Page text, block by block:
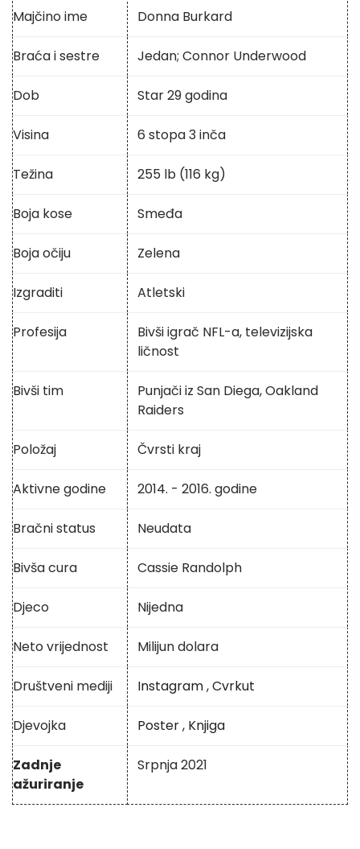
Majčino ime Donna Burkard
Braća i sestre Jedan; Connor Underwood
Dob Star 29 godina
Visina 6 stopa 3 inča
Težina 255 lb (116 kg)
Boja kose Smeđa
Boja očiju Zelena
Izgraditi Atletski
Profesija
Bivši igrač NFL-a, televizijska
ličnost
Bivši tim
Punjači iz San Diega, Oakland
Raiders
Položaj Čvrsti kraj
Aktivne godine 2014. - 2016. godine
Bračni status Neudata
Bivša cura Cassie Randolph
Djeco Nijedna
Neto vrijednost Milijun dolara
Društveni mediji Instagram,Cvrkut
Djevojka Poster, Knjiga
Zadnje
ažuriranje
Srpnja 2021